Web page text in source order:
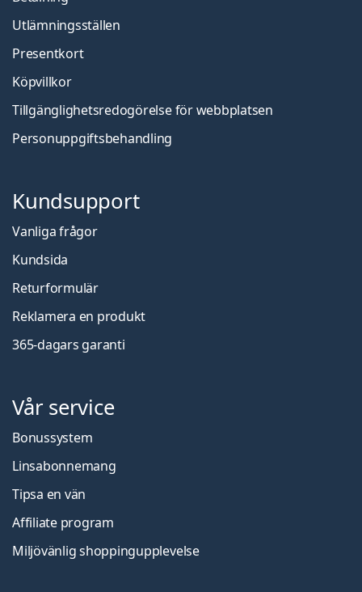
Utlämningsställen
Presentkort
Köpvillkor
Tillgänglighetsredogörelse för webbplatsen
Personuppgiftsbehandling
Kundsupport
Vanliga frågor
Kundsida
Returformulär
Reklamera en produkt
365-dagars garanti
Vår service
Bonussystem
Linsabonnemang
Tipsa en vän
Affiliate program
Miljövänlig shoppingupplevelse